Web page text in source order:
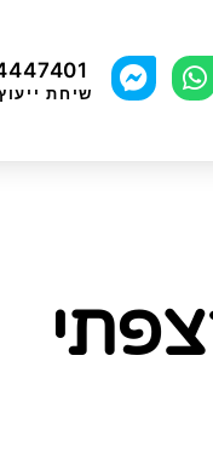
שיחת